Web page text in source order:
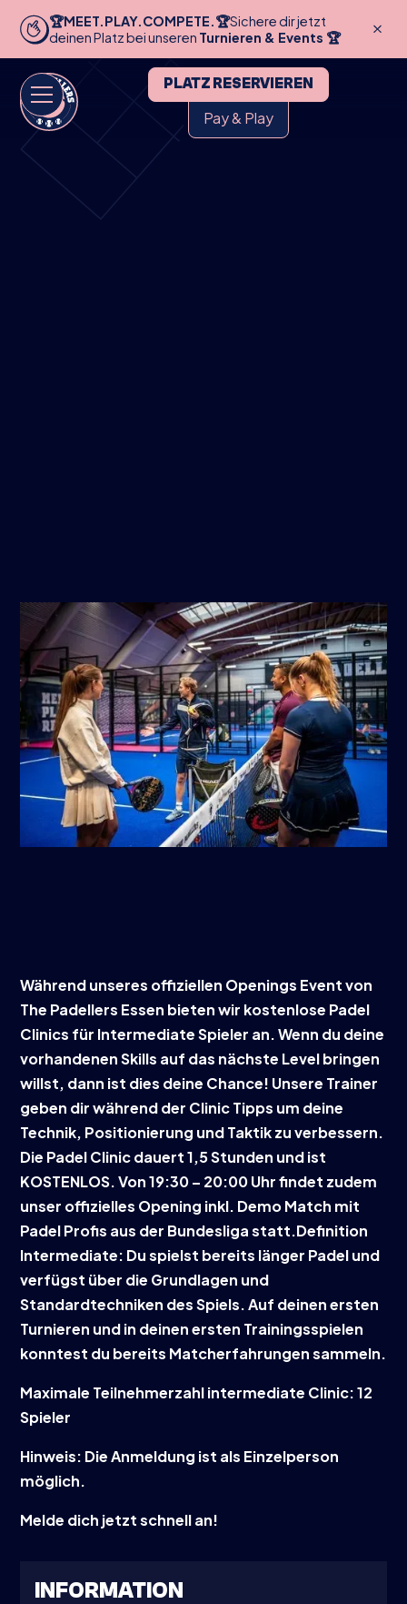
🏆MEET.PLAY.COMPETE.🏆Sichere dir jetzt
deinen Platz bei unseren Turnieren & Events 🏆
PLATZ RESERVIEREN
Pay & Play
Während unseres offiziellen Openings Event von
The Padellers Essen bieten wir kostenlose Padel
Clinics für Intermediate Spieler an. Wenn du deine
vorhandenen Skills auf das nächste Level bringen
willst, dann ist dies deine Chance! Unsere Trainer
geben dir während der Clinic Tipps um deine
Technik, Positionierung und Taktik zu verbessern.
Die Padel Clinic dauert 1,5 Stunden und ist
KOSTENLOS. Von 19:30 – 20:00 Uhr findet zudem
unser offizielles Opening inkl. Demo Match mit
Padel Profis aus der Bundesliga statt.Definition
Intermediate: Du spielst bereits länger Padel und
verfügst über die Grundlagen und
Standardtechniken des Spiels. Auf deinen ersten
Turnieren und in deinen ersten Trainingsspielen
konntest du bereits Matcherfahrungen sammeln.
Maximale Teilnehmerzahl intermediate Clinic: 12
Spieler
Hinweis: Die Anmeldung ist als Einzelperson
möglich.
Melde dich jetzt schnell an!
INFORMATION